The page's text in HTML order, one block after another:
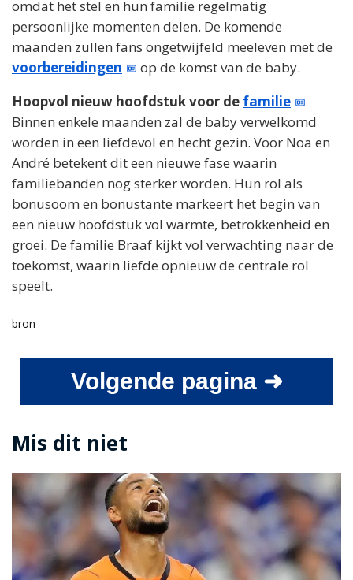
omdat het stel en hun familie regelmatig
persoonlijke momenten delen. De komende
maanden zullen fans ongetwijfeld meeleven met de
voorbereidingen
op de komst van de baby.
Hoopvol nieuw hoofdstuk voor de familie
Binnen enkele maanden zal de baby verwelkomd
worden in een liefdevol en hecht gezin. Voor Noa en
André betekent dit een nieuwe fase waarin
familiebanden nog sterker worden. Hun rol als
bonusoom en bonustante markeert het begin van
een nieuw hoofdstuk vol warmte, betrokkenheid en
groei. De familie Braaf kijkt vol verwachting naar de
toekomst, waarin liefde opnieuw de centrale rol
speelt.
bron
Volgende pagina ➜
Mis dit niet